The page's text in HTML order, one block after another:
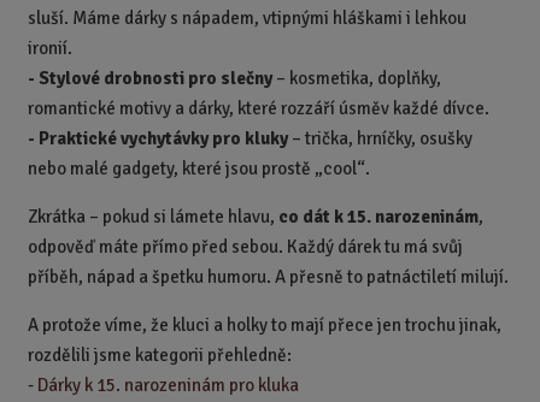
sluší. Máme dárky s nápadem, vtipnými hláškami i lehkou
ironií.
- Stylové drobnosti pro slečny– kosmetika, doplňky,
romantické motivy a dárky, které rozzáří úsměv každé dívce.
- Praktické vychytávky pro kluky– trička, hrníčky, osušky
nebo malé gadgety, které jsou prostě „cool“.
Zkrátka – pokud si lámete hlavu, co dát k 15. narozeninám,
odpověď máte přímo před sebou. Každý dárek tu má svůj
příběh, nápad a špetku humoru. A přesně to patnáctiletí milují.
A protože víme, že kluci a holky to mají přece jen trochu jinak,
rozdělili jsme kategorii přehledně:
- Dárky k 15. narozeninám pro kluka